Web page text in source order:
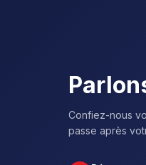
Confiez-nous
passe après